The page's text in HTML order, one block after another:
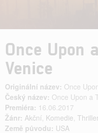
Once Upon
Venice
Originální název: Once
Český název: Once Upon a
Premiéra: 16.06.2017
Žánr: Akční, Komedie, Thriller
Země původu: USA